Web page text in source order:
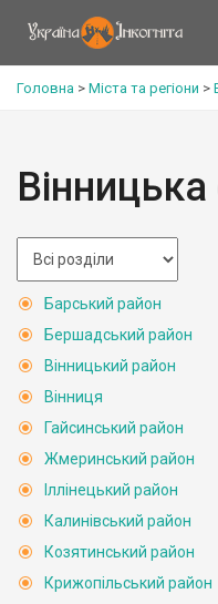
Головна > Міста та регіони >
Барський район
Бершадський район
Вінницький район
Вінниця
Гайсинський район
Жмеринський район
Іллінецький район
Калинівський район
Козятинський район
Крижопільський район